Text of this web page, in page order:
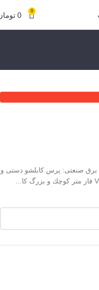
0
0
برق صنعتی: پرس كابلشو دستی و